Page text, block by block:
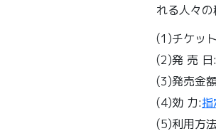
れる人々
(1)チケッ
(2)発 売
(3)発売金
(4)効 力:
(5)利用方法